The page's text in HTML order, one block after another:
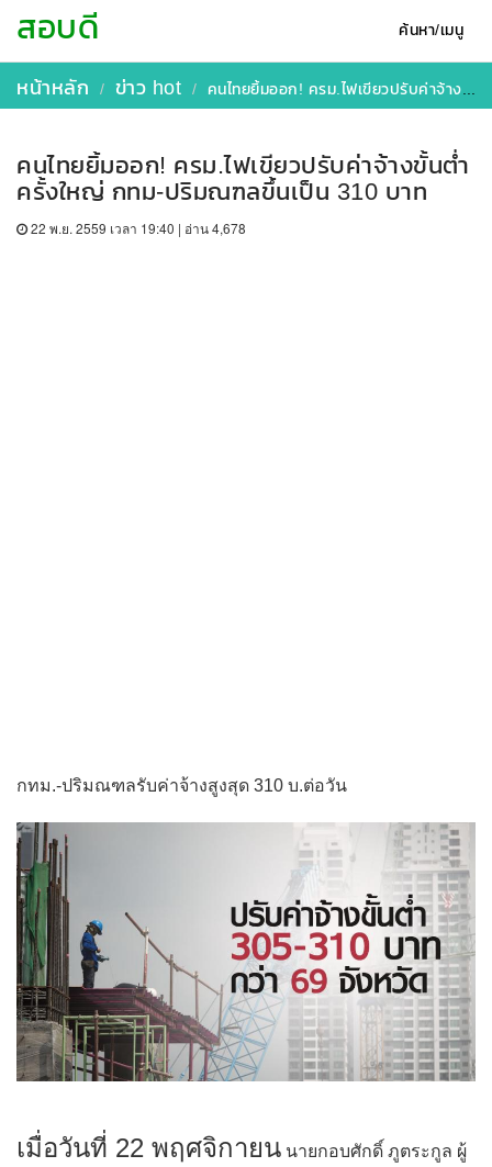
ค้นหา/เมนู
สอบดี
หน้าหลัก ข่าว hot คนไทยยิ้มออก! ครม.ไฟเขียวปรับค่าจ้างขั้นต่ำครั้งใหญ่ กทม-ปริมณฑลขึ้นเป็น 310 บาท
คนไทยยิ้มออก! ครม.ไฟเขียวปรับค่าจ้างขั้นต่ำ
ครั้งใหญ่ กทม-ปริมณฑลขึ้นเป็น 310 บาท
22 พ.ย. 2559 เวลา 19:40 | อ่าน 4,678
กทม.-ปริมณฑลรับค่าจ้างสูงสุด 310 บ.ต่อวัน
เมื่อวันที่ 22 พฤศจิกายน นายกอบศักดิ์ ภูตระกูล ผู้